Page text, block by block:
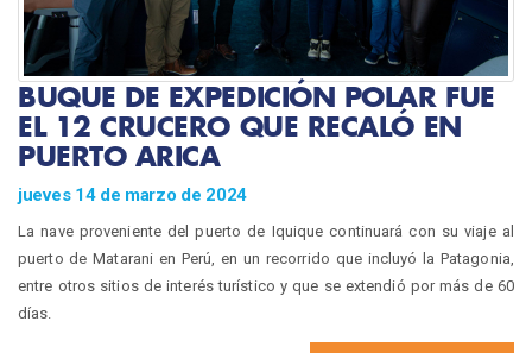
BUQUE DE EXPEDICIÓN POLAR FUE
EL 12 CRUCERO QUE RECALÓ EN
PUERTO ARICA
jueves 14 de marzo de 2024
La nave proveniente del puerto de Iquique continuará con su viaje al
puerto de Matarani en Perú, en un recorrido que incluyó la Patagonia,
entre otros sitios de interés turístico y que se extendió por más de 60
días.